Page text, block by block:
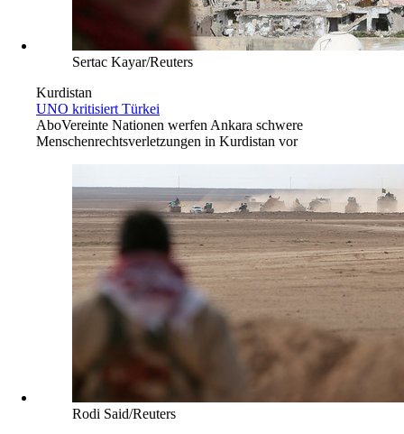
Sertac Kayar/Reuters
Kurdistan
UNO kritisiert Türkei
AboVereinte Nationen werfen Ankara schwere
Menschenrechtsverletzungen in Kurdistan vor
Rodi Said/Reuters